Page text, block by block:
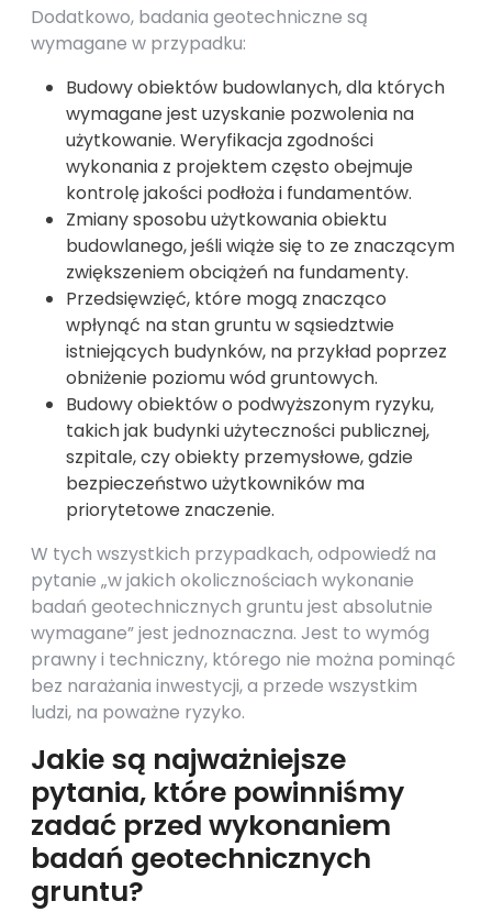
Dodatkowo, badania geotechniczne są
wymagane w przypadku:
Budowy obiektów budowlanych, dla których
wymagane jest uzyskanie pozwolenia na
użytkowanie. Weryfikacja zgodności
wykonania z projektem często obejmuje
kontrolę jakości podłoża i fundamentów.
Zmiany sposobu użytkowania obiektu
budowlanego, jeśli wiąże się to ze znaczącym
zwiększeniem obciążeń na fundamenty.
Przedsięwzięć, które mogą znacząco
wpłynąć na stan gruntu w sąsiedztwie
istniejących budynków, na przykład poprzez
obniżenie poziomu wód gruntowych.
Budowy obiektów o podwyższonym ryzyku,
takich jak budynki użyteczności publicznej,
szpitale, czy obiekty przemysłowe, gdzie
bezpieczeństwo użytkowników ma
priorytetowe znaczenie.
W tych wszystkich przypadkach, odpowiedź na
pytanie „w jakich okolicznościach wykonanie
badań geotechnicznych gruntu jest absolutnie
wymagane” jest jednoznaczna. Jest to wymóg
prawny i techniczny, którego nie można pominąć
bez narażania inwestycji, a przede wszystkim
ludzi, na poważne ryzyko.
Jakie są najważniejsze
pytania, które powinniśmy
zadać przed wykonaniem
badań geotechnicznych
gruntu?